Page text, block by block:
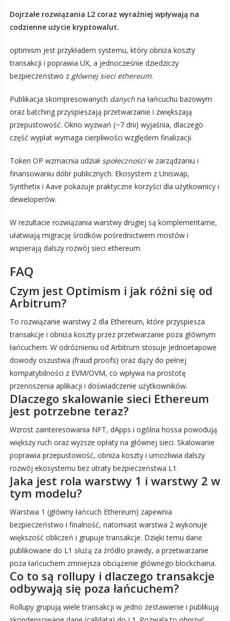
Dojrzałe rozwiązania L2 coraz wyraźniej wpływają na
codzienne użycie kryptowalut.
optimism jest przykładem systemu, który obniża koszty
transakcji i poprawia UX, a jednocześnie dziedziczy
bezpieczeństwo z głównej sieci ethereum.
Publikacja skompresowanych danychna łańcuchu bazowym
oraz batching przyspieszają przetwarzanie i zwiększają
przepustowość. Okno wyzwań (~7 dni) wyjaśnia, dlaczego
część wypłat wymaga cierpliwości względem finalizacji.
Token OP wzmacnia udział społecznościw zarządzaniu i
finansowaniu dóbr publicznych. Ekosystem z Uniswap,
Synthetix i Aave pokazuje praktyczne korzyści dla użytkownicy i
deweloperów.
W rezultacie rozwiązania warstwy drugiej są komplementarne,
ułatwiają migrację środków pośrednictwem mostów i
wspierają dalszy rozwój sieci ethereum.
FAQ
Czym jest Optimism i jak różni się od
Arbitrum?
To rozwiązanie warstwy 2 dla Ethereum, które przyspiesza
transakcje i obniża koszty przez przetwarzanie poza głównym
łańcuchem. W odróżnieniu od Arbitrum stosuje jednoetapowe
dowody oszustwa (fraud proofs) oraz dąży do pełnej
kompatybilności z EVM/OVM, co wpływa na prostotę
przenoszenia aplikacji i doświadczenie użytkowników.
Dlaczego skalowanie sieci Ethereum
jest potrzebne teraz?
Wzrost zainteresowania NFT, dApps i ogólna hossa powodują
większy ruch oraz wyższe opłaty na głównej sieci. Skalowanie
poprawia przepustowość, obniża koszty i umożliwia dalszy
rozwój ekosystemu bez utraty bezpieczeństwa L1.
Jaka jest rola warstwy 1 i warstwy 2 w
tym modelu?
Warstwa 1 (główny łańcuch Ethereum) zapewnia
bezpieczeństwo i finalność, natomiast warstwa 2 wykonuje
większość obliczeń i grupuje transakcje. Dzięki temu dane
publikowane do L1 służą za źródło prawdy, a przetwarzanie
poza łańcuchem zmniejsza obciążenie głównego blockchaina.
Co to są rollupy i dlaczego transakcje
odbywają się poza łańcuchem?
Rollupy grupują wiele transakcji w jedno zestawienie i publikują